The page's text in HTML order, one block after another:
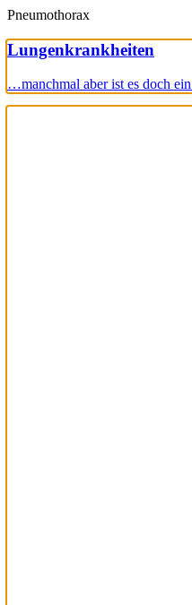
Pneumothorax
Lungenkrankheiten
…manchmal aber ist es doch ein